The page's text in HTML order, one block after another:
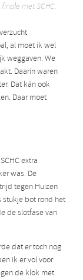
met SCHC.
al moet ik wel
weggaven. We
Daarin waren
Dat kán ook
Daar moet
extra
was. De
tegen Huizen
stukje bot rond het
de slotfase van
dat er toch nog
ik er vol voor
de klok met